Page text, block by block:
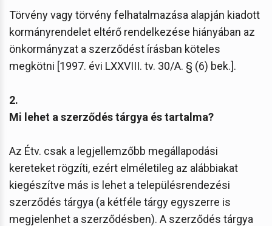
Törvény vagy törvény felhatalmazása alapján kiadott
kormányrendelet eltérő rendelkezése hiányában az
önkormányzat a szerződést írásban köteles
megkötni [1997. évi LXXVIII. tv. 30/A. § (6) bek.].
2.
Mi lehet a szerződés tárgya és tartalma?
Az Étv. csak a legjellemzőbb megállapodási
kereteket rögzíti, ezért elméletileg az alábbiakat
kiegészítve más is lehet a településrendezési
szerződés tárgya (a kétféle tárgy egyszerre is
megjelenhet a szerződésben). A szerződés tárgya